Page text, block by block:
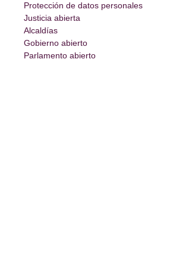
Protección de datos personales
Justicia abierta
Alcaldías
Gobierno abierto
Parlamento abierto